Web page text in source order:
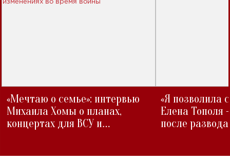
«Мечтаю о семье»: интервью
Михаила Хомы о планах,
концертах для ВСУ и
«Я позволила
Елена Тополя
после развода